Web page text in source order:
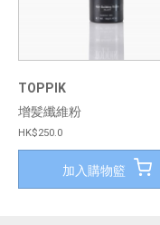
TOPPIK
增髪纖維粉
HK$250.0
加入購物籃